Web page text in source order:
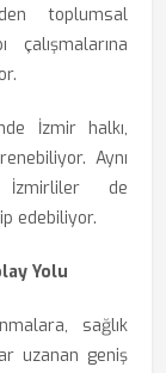
toplumsal
İzmir halkı,
Aynı
İzmirliler de
edebiliyor.
Yolu
sağlık
uzanan geniş